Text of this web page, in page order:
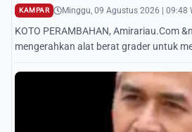
KAMPAR Minggu, 09 Agustus 2026 | 09:48
KOTO PERAMBAHAN, Amirariau.Com
mengerahkan alat berat grader untuk